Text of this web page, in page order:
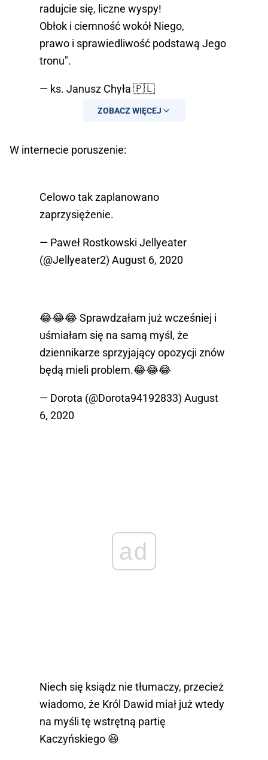
radujcie się, liczne wyspy!
Obłok i ciemność wokół Niego,
prawo i sprawiedliwość podstawą Jego
tronu".
— ks. Janusz Chyła 🇵🇱
(@Janusz1967)August 6, 2020
ZOBACZ WIĘCEJ
W internecie poruszenie:
Celowo tak zaplanowano
zaprzysiężenie.
— Paweł Rostkowski Jellyeater
(@Jellyeater2) August 6, 2020
😂😂😂 Sprawdzałam już wcześniej i
uśmiałam się na samą myśl, że
dziennikarze sprzyjający opozycji znów
będą mieli problem.😂😂😂
— Dorota (@Dorota94192833) August
6, 2020
ad
Niech się ksiądz nie tłumaczy, przecież
wiadomo, że Król Dawid miał już wtedy
na myśli tę wstrętną partię
Kaczyńskiego 😆